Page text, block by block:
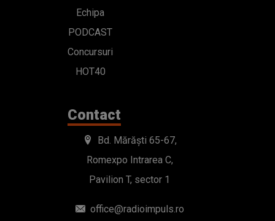
Echipa
PODCAST
Concursuri
HOT40
Contact
Bd. Mărăști 65-67,
Romexpo Intrarea C,
Pavilion T, sector 1
office@radioimpuls.ro